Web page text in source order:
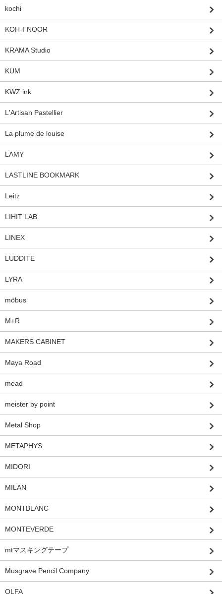
kochi
KOH-I-NOOR
KRAMA Studio
KUM
KWZ ink
L'Artisan Pastellier
La plume de louise
LAMY
LASTLINE BOOKMARK
Leitz
LIHIT LAB.
LINEX
LUDDITE
LYRA
möbus
M+R
MAKERS CABINET
Maya Road
mead
meister by point
Metal Shop
METAPHYS
MIDORI
MILAN
MONTBLANC
MONTEVERDE
mtマスキングテープ
Musgrave Pencil Company
OLFA